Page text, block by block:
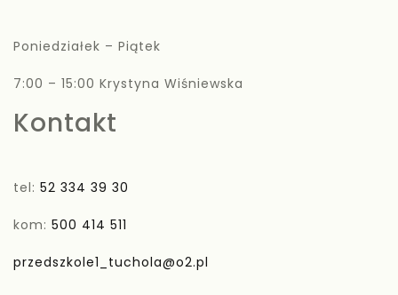
Poniedziałek – Piątek
7:00 – 15:00 Krystyna Wiśniewska
Kontakt
tel: 52 334 39 30
kom: 500 414 511
przedszkole1_tuchola@o2.pl